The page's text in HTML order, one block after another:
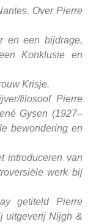
Over Pierre
en een bijdrage,
Konklusie en
Krisje.
filosoof Pierre
Gysen (1927–
bewondering en
introduceren van
werk bij
getiteld Pierre
uitgeverijNijgh &